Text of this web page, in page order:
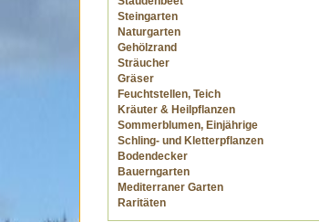
Steingarten
Naturgarten
Gehölzrand
Sträucher
Gräser
Feuchtstellen, Teich
Kräuter & Heilpflanzen
Sommerblumen, Einjährige
Schling- und Kletterpflanzen
Bodendecker
Bauerngarten
Mediterraner Garten
Raritäten